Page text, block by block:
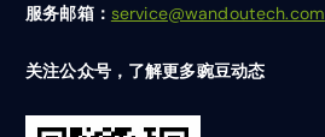
服务邮箱： service@wandoutech.com
关注公众号，了解更多豌豆动态